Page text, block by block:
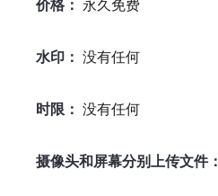
价格： 永久免费
水印： 没有任何
时限： 没有任何
摄像头和屏幕分别上传文件：